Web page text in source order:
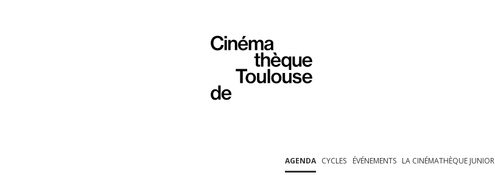
AGENDA CYCLES ÉVÉNEMENTS LA CINÉMATHÈQUE JUNIOR